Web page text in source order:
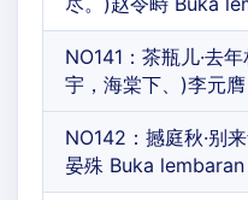
NO141：茶瓶儿·去
宇，海棠下、)李元
NO142：撼庭秋·别
晏殊 Buka